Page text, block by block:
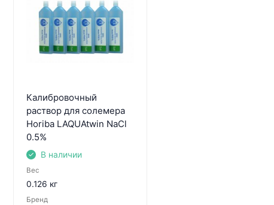
Калибровочный
раствор для солемера
Horiba LAQUAtwin NaCl
0.5%
В наличии
Вес
0.126 кг
Бренд